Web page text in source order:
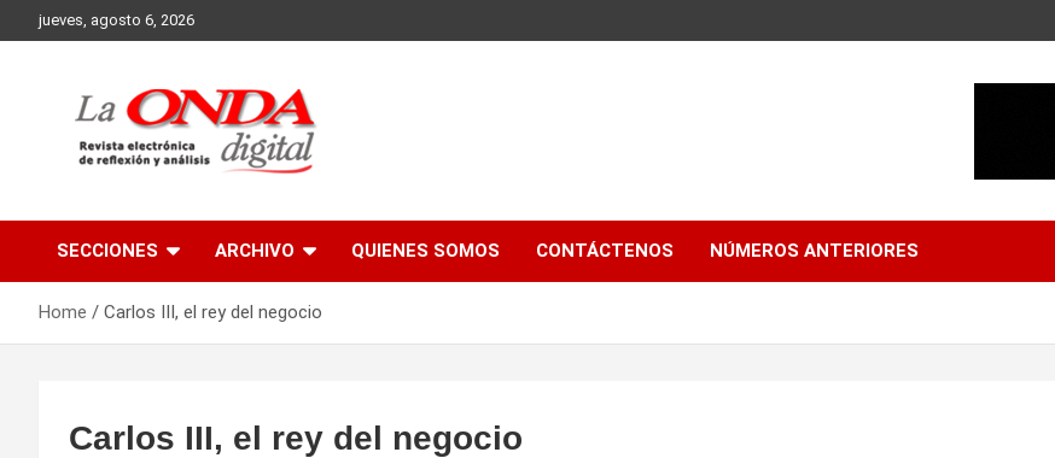
to
jueves, agosto 6, 2026
SECCIONES ARCHIVO QUIENES SOMOS CONTÁCTENOS NÚMEROS ANTERIORES
Home Carlos III, el rey del negocio
Carlos III, el rey del negocio